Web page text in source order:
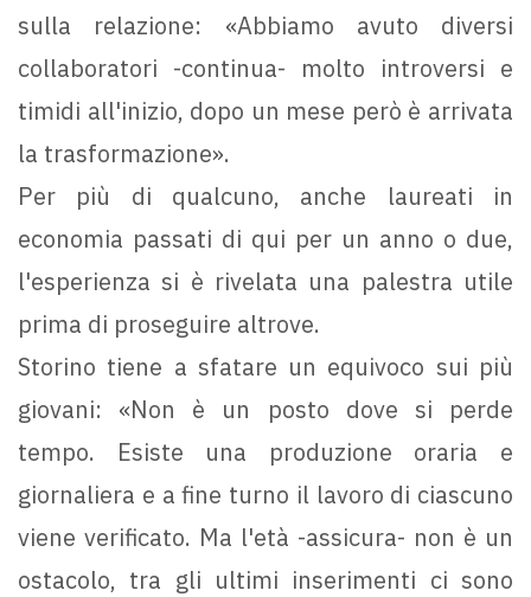
sulla relazione: «Abbiamo avuto diversi
collaboratori -continua- molto introversi e
timidi all'inizio, dopo un mese però è arrivata
la trasformazione».
Per più di qualcuno, anche laureati in
economia passati di qui per un anno o due,
l'esperienza si è rivelata una palestra utile
prima di proseguire altrove.
Storino tiene a sfatare un equivoco sui più
giovani: «Non è un posto dove si perde
tempo. Esiste una produzione oraria e
giornaliera e a fine turno il lavoro di ciascuno
viene verificato. Ma l'età -assicura- non è un
ostacolo, tra gli ultimi inserimenti ci sono